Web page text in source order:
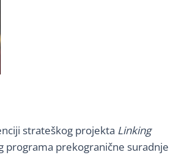
strateškog projekta Linking
programa prekogranične suradnje